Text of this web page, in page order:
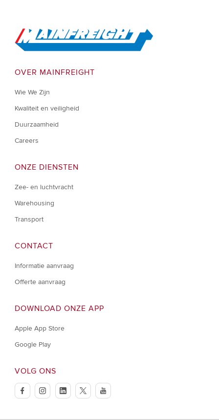
Go to Home
OVER MAINFREIGHT
Wie We Zijn
Kwaliteit en veiligheid
Duurzaamheid
Careers
ONZE DIENSTEN
Zee- en luchtvracht
Warehousing
Transport
CONTACT
Informatie aanvraag
Offerte aanvraag
DOWNLOAD ONZE APP
Apple App Store
Google Play
VOLG ONS
facebookinstagramlinkedintwitteryoutube